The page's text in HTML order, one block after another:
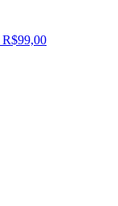
R$99,00